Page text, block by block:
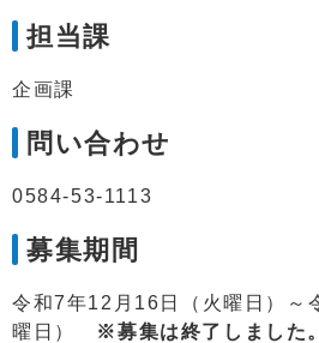
担当課
企画課
問い合わせ
0584-53-1113
募集期間
令和7年12月16日（火曜日）～
曜日） ※募集は終了しました。